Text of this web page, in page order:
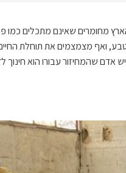
מחומרים שאינם מתכלים כמו
ואף מצמצמים את תוחלת
אדם שהמחיזור עבורו הוא